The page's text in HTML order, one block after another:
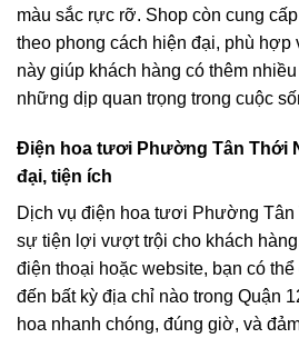
màu sắc rực rỡ. Shop còn cung
theo phong cách hiện đại, phù
này giúp khách hàng có thêm
những dịp quan trọng trong cuộc
Điện hoa tươi Phường Tân Thới
đại, tiện ích
Dịch vụ điện hoa tươi Phường Tân
sự tiện lợi vượt trội cho khách
điện thoại hoặc website, bạn có
đến bất kỳ địa chỉ nào trong Quận
hoa nhanh chóng, đúng giờ, và